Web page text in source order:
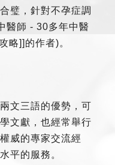
璧，針對不孕症調
醫師 - 30多年中醫
略]]的作者)。
文三語的優勢，可
文獻，也經常舉行
威的專家交流經
平的服務。